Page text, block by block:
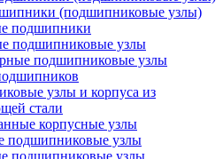
(подшипниковые узлы)
подшипники
подшипниковые узлы
подшипниковые узлы
узлы и корпуса из
стали
корпусные узлы
подшипниковые узлы
подшипниковые узлы